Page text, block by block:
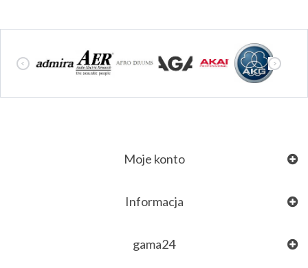
Moje konto
Informacja
gama24